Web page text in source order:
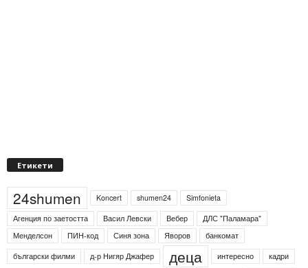
Етикети
24shumen Koncert shumen24
Simfonieta
Агенция по заетостта
Васил Левски Вебер
ДЛС "Паламара"
Менделсон
ПИН-код Синя зона Яворов
банкомат
български филми
д-р Нигяр Джафер деца интересно кадри